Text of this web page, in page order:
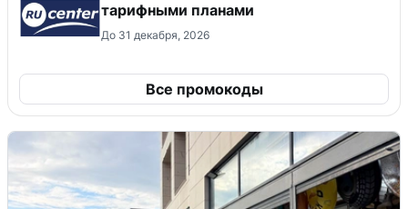
тарифными планами
До 31 декабря, 2026
Все промокоды